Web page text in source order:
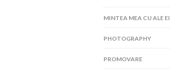
MINTEA MEA CU ALE EI
PHOTOGRAPHY
PROMOVARE